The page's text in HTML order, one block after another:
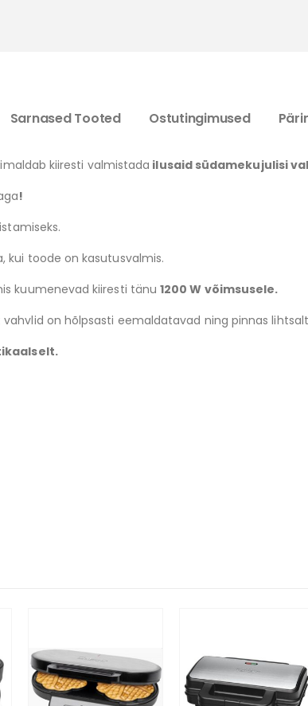
Sarnased Tooted Ostutingimused
kiiresti valmistada ilusaid südamekujulisi
!
kui toode on kasutusvalmis.
kuumenevad kiiresti tänu1200 W võimsusele.
on hõlpsasti eemaldatavad ning pinnas